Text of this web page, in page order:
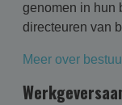
genomen in hun
directeuren van
Meer over